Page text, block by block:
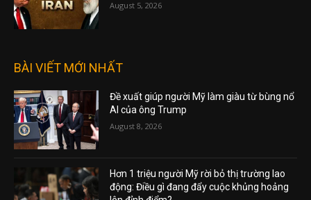
August 5, 2026
BÀI VIẾT MỚI NHẤT
Đề xuất giúp người Mỹ làm giàu từ bùng nổ
AI của ông Trump
August 8, 2026
Hơn 1 triệu người Mỹ rời bỏ thị trường lao
động: Điều gì đang đẩy cuộc khủng hoảng